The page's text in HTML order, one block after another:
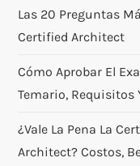
Las 20 Preguntas
Certified Architect
Cómo Aprobar El
Temario, Requisitos
¿Vale La Pena La
Architect? Costos,